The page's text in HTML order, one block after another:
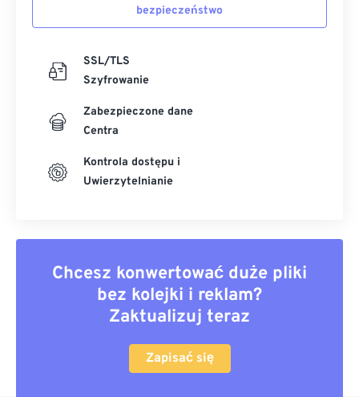
bezpieczeństwo
SSL/TLS
Szyfrowanie
Zabezpieczone dane
Centra
Kontrola dostępu i
Uwierzytelnianie
Chcesz konwertować duże pliki
bez kolejki i reklam?
Zaktualizuj teraz
Zapisać się